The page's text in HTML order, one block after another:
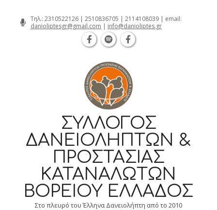
Τηλ.: 2310522126 | 2510836705 | 2114108039 | email:
danioliptesgr@gmail.com | info@danioliptes.gr
ΣΎΛΛΟΓΟΣ
ΔΑΝΕΙΟΛΗΠΤΏΝ &
ΠΡΟΣΤΑΣΊΑΣ
ΚΑΤΑΝΑΛΩΤΏΝ
ΒΟΡΕΊΟΥ ΕΛΛΆΔΟΣ
Στο πλευρό του Έλληνα Δανειολήπτη από το 2010